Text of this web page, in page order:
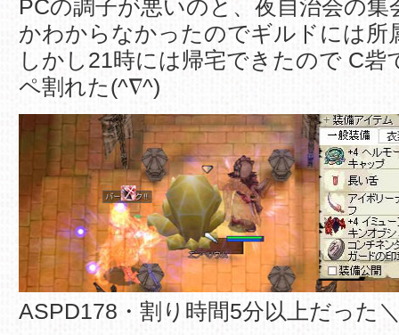
PCの調子が悪いのと、夜自治会の
かわからなかったのでギルドには所
しかし21時には帰宅できたので C砦
ペ割れた(^∇^)
ASPD178・割り時間5分以上だった